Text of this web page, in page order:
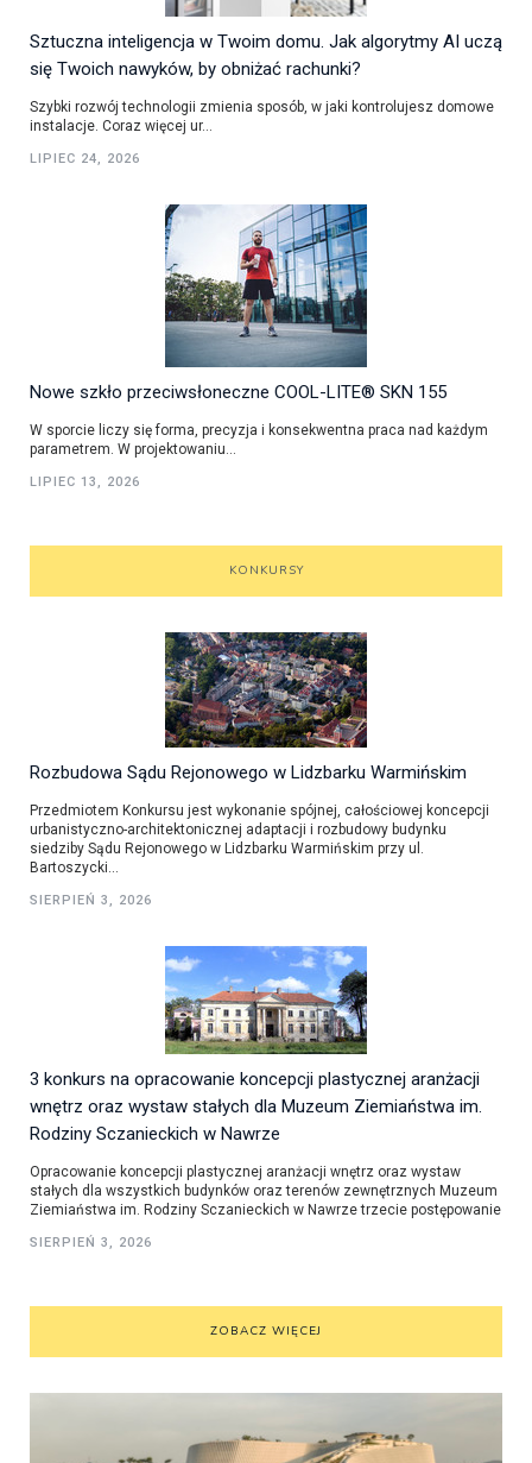
Sztuczna inteligencja w Twoim domu. Jak algorytmy AI uczą
się Twoich nawyków, by obniżać rachunki?
Szybki rozwój technologii zmienia sposób, w jaki kontrolujesz domowe
instalacje. Coraz więcej ur...
LIPIEC 24, 2026
Nowe szkło przeciwsłoneczne COOL-LITE® SKN 155
W sporcie liczy się forma, precyzja i konsekwentna praca nad każdym
parametrem. W projektowaniu...
LIPIEC 13, 2026
KONKURSY
Rozbudowa Sądu Rejonowego w Lidzbarku Warmińskim
Przedmiotem Konkursu jest wykonanie spójnej, całościowej koncepcji
urbanistyczno-architektonicznej adaptacji i rozbudowy budynku
siedziby Sądu Rejonowego w Lidzbarku Warmińskim przy ul.
Bartoszycki...
SIERPIEŃ 3, 2026
3 konkurs na opracowanie koncepcji plastycznej aranżacji
wnętrz oraz wystaw stałych dla Muzeum Ziemiaństwa im.
Rodziny Sczanieckich w Nawrze
Opracowanie koncepcji plastycznej aranżacji wnętrz oraz wystaw
stałych dla wszystkich budynków oraz terenów zewnętrznych Muzeum
Ziemiaństwa im. Rodziny Sczanieckich w Nawrze trzecie postępowanie
SIERPIEŃ 3, 2026
ZOBACZ WIĘCEJ